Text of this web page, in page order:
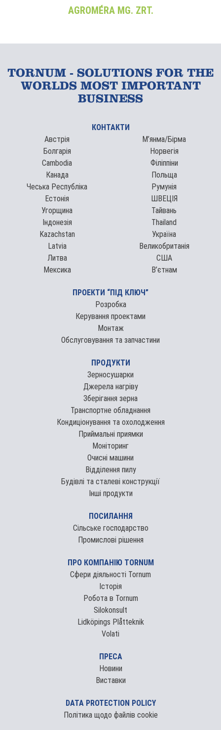
AGROMÉRA MG. ZRT.
TORNUM - SOLUTIONS FOR THE
WORLDS MOST IMPORTANT
BUSINESS
КОНТАКТИ
Австрія
Болгарія
Cambodia
Канада
Чеська Республіка
Естонія
Угорщина
Індонезія
Kazachstan
Latvia
Литва
Мексика
М’янма/Бірма
Норвегія
Філіппіни
Польща
Румунія
ШВЕЦІЯ
Тайвань
Thailand
Україна
Великобританія
США
В’єтнам
ПРОЕКТИ “ПІД КЛЮЧ”
Розробка
Керування проектами
Монтаж
Обслуговування та запчастини
ПРОДУКТИ
Зерносушарки
Джерела нагріву
Зберігання зерна
Транспортне обладнання
Кондиціонування та охолодження
Приймальні приямки
Моніторинг
Очисні машини
Відділення пилу
Будівлі та сталеві конструкції
Інші продукти
ПОСИЛАННЯ
Сільське господарство
Промислові рішення
ПРО КОМПАНІЮ TORNUM
Сфери діяльності Tornum
Історія
Робота в Tornum
Silokonsult
Lidköpings Plåtteknik
Volati
ПРЕСА
Новини
Виставки
DATA PROTECTION POLICY
Політика щодо файлів cookie